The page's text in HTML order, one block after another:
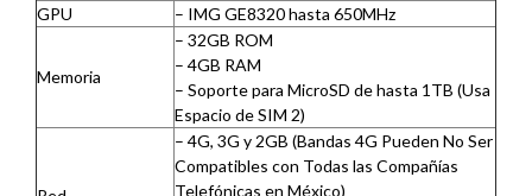
GPU
– IMG GE8320 hasta 650MHz
Memoria
– 32GB ROM
– 4GB RAM
– Soporte para MicroSD de hasta 1TB (Usa
Espacio de SIM 2)
– 4G, 3G y 2GB (Bandas 4G Pueden No Ser
Compatibles con Todas las Compañías
Telefónicas en México)